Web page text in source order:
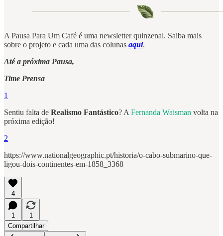
A Pausa Para Um Café é uma newsletter quinzenal. Saiba mais
sobre o projeto e cada uma das colunas aqui.
Até a próxima Pausa,
Time Prensa
1
Sentiu falta de Realismo Fantástico? A Fernanda Waisman volta na
próxima edição!
2
https://www.nationalgeographic.pt/historia/o-cabo-submarino-que-
ligou-dois-continentes-em-1858_3368
4
1
1
Compartilhar